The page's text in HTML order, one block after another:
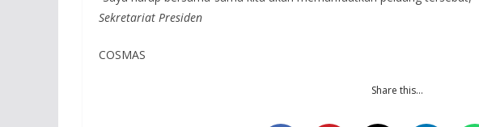
Sekretariat Presiden
COSMAS
Share this…